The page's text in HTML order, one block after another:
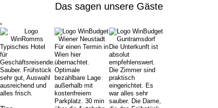
Das sagen unsere Gäste
‹
Typisches Hotel
für
Geschäftsreisende.
Sauber. Frühstück
sehr gut, Auswahl
ausreichend und
alles frisch.
Für einen Termin in
Wien hier
übernachtet.
Optimale
bezahlbare Lage
außerhalb mit
kostenfreiem
Parkplatz. 30 min
Die Unterkunft ist
absolut
empfehlenswert.
Die Zimmer sind
praktisch
eingerichtet. Es
war alles sehr
sauber. Die Dame,